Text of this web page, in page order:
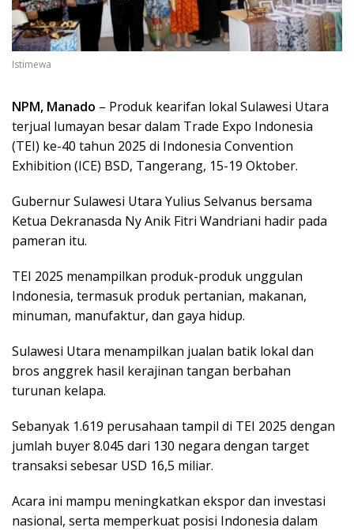
Istimewa
NPM, Manado – Produk kearifan lokal Sulawesi Utara
terjual lumayan besar dalam Trade Expo Indonesia
(TEI) ke-40 tahun 2025 di Indonesia Convention
Exhibition (ICE) BSD, Tangerang, 15-19 Oktober.
Gubernur Sulawesi Utara Yulius Selvanus bersama
Ketua Dekranasda Ny Anik Fitri Wandriani hadir pada
pameran itu.
TEI 2025 menampilkan produk-produk unggulan
Indonesia, termasuk produk pertanian, makanan,
minuman, manufaktur, dan gaya hidup.
Sulawesi Utara menampilkan jualan batik lokal dan
bros anggrek hasil kerajinan tangan berbahan
turunan kelapa.
Sebanyak 1.619 perusahaan tampil di TEI 2025 dengan
jumlah buyer 8.045 dari 130 negara dengan target
transaksi sebesar USD 16,5 miliar.
Acara ini mampu meningkatkan ekspor dan investasi
nasional, serta memperkuat posisi Indonesia dalam